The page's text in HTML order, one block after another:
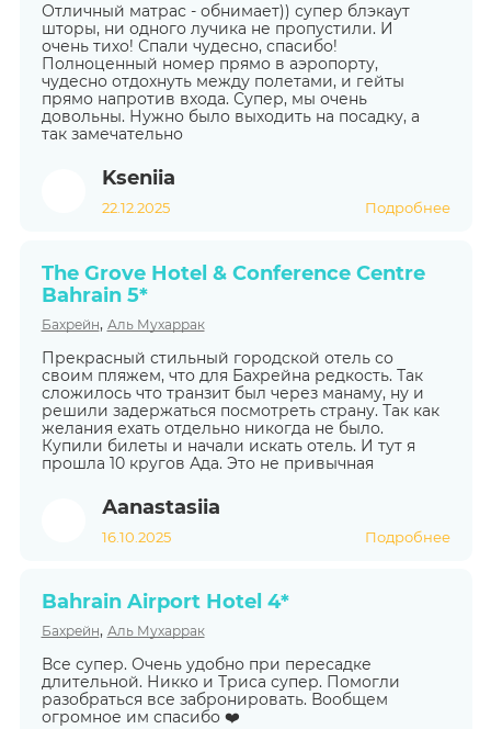
Отличный матрас - обнимает)) супер блэкаут
шторы, ни одного лучика не пропустили. И
очень тихо! Спали чудесно, спасибо!
Полноценный номер прямо в аэропорту,
чудесно отдохнуть между полетами, и гейты
прямо напротив входа. Супер, мы очень
довольны. Нужно было выходить на посадку, а
так замечательно
Kseniia
22.12.2025 Подробнее
The Grove Hotel & Conference Centre
Bahrain 5*
Бахрейн, Аль Мухаррак
Прекрасный стильный городской отель со
своим пляжем, что для Бахрейна редкость. Так
сложилось что транзит был через манаму, ну и
решили задержаться посмотреть страну. Так как
желания ехать отдельно никогда не было.
Купили билеты и начали искать отель. И тут я
прошла 10 кругов Ада. Это не привычная
Аanastasiia
16.10.2025 Подробнее
Bahrain Airport Hotel 4*
Бахрейн, Аль Мухаррак
Все супер. Очень удобно при пересадке
длительной. Никко и Триса супер. Помогли
разобраться все забронировать. Вообщем
огромное им спасибо ❤️